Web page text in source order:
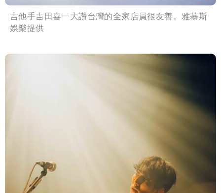
吉他手吉田喜一大讚台灣的全家店員很友善。雅慕斯
娛樂提供